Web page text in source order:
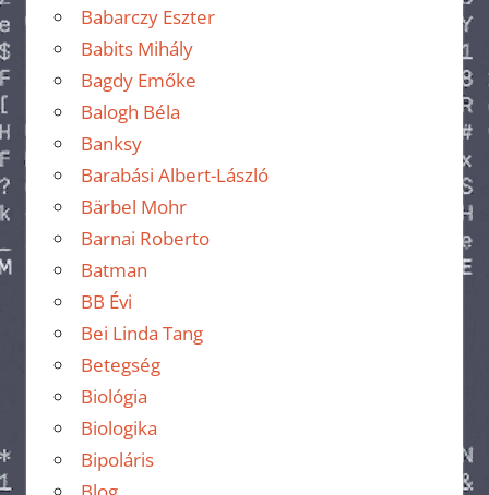
Babarczy Eszter
Babits Mihály
Bagdy Emőke
Balogh Béla
Banksy
Barabási Albert-László
Bärbel Mohr
Barnai Roberto
Batman
BB Évi
Bei Linda Tang
Betegség
Biológia
Biologika
Bipoláris